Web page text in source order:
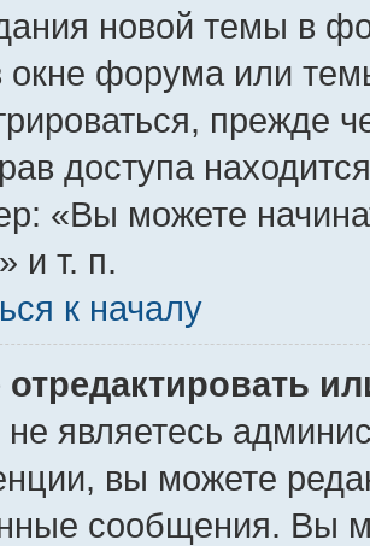
новой темы в
окне форума или
прежде
доступа
«Вы можете
и т. п.
к началу
отредактировать
являетесь
вы можете
сообщения. Вы